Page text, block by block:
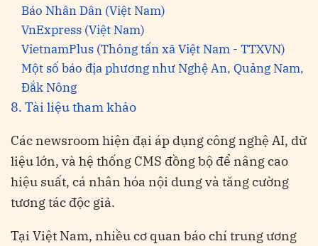
Báo Nhân Dân (Việt Nam)
VnExpress (Việt Nam)
VietnamPlus (Thông tấn xã Việt Nam - TTXVN)
Một số báo địa phương như Nghệ An, Quảng Nam,
Đắk Nông
8. Tài liệu tham khảo
Các newsroom hiện đại áp dụng công nghệ AI, dữ
liệu lớn, và hệ thống CMS đồng bộ để nâng cao
hiệu suất, cá nhân hóa nội dung và tăng cường
tương tác độc giả.
Tại Việt Nam, nhiều cơ quan báo chí trung ương